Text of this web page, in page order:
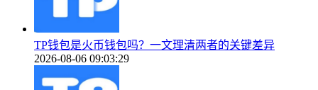
TP钱包是火币钱包吗？一文理清两者的关键差异
2026-08-06 09:03:29